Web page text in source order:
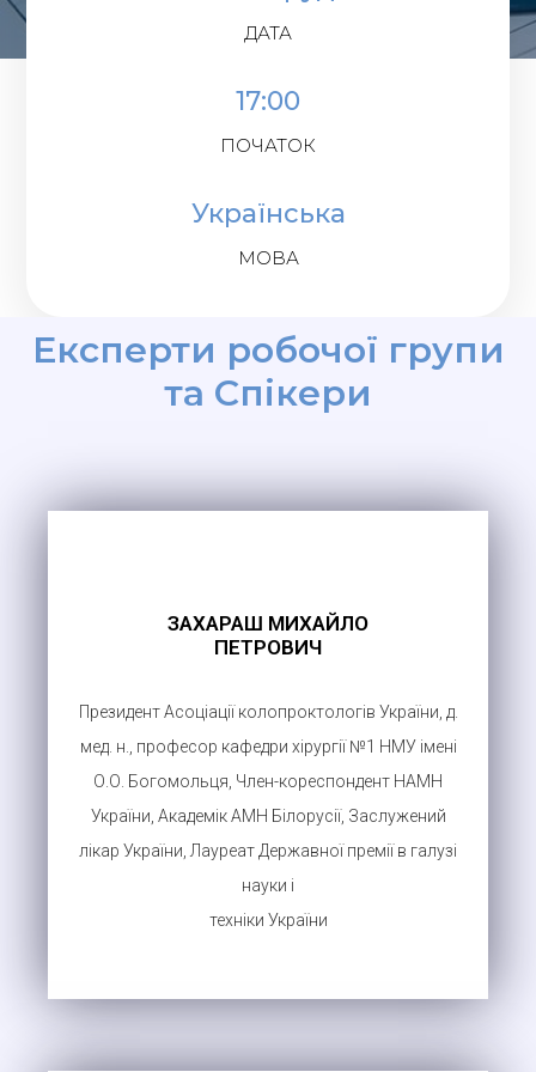
ДАТА
17:00
ПОЧАТОК
Українська
МОВА
Експерти робочої групи
та Спікери
ЗАХАРАШ МИХАЙЛО
ПЕТРОВИЧ
Президент Асоціації колопроктологів України, д.
мед. н., професор кафедри хірургії №1 НМУ імені
О.О. Богомольця, Член-кореспондент НАМН
України, Академік АМН Білорусії, Заслужений
лікар України, Лауреат Державної премії в галузі
науки і
техніки України